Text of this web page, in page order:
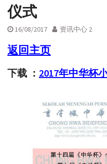
仪式
16/08/2017 资讯中心 2
返回主页
下载 ： 2017年中华杯